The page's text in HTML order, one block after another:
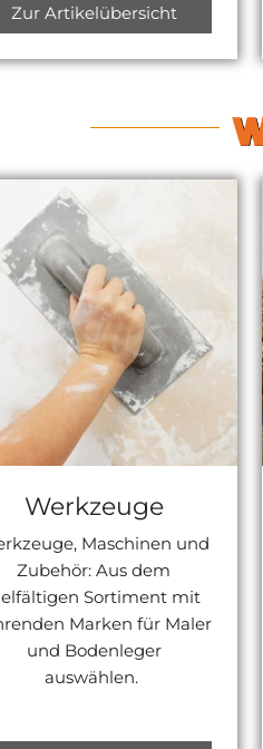
Zur Artikelübersicht
Werkzeuge
Maschinen und
Zubehör: Aus dem
Sortiment mit
Marken für Maler
und Bodenleger
auswählen.